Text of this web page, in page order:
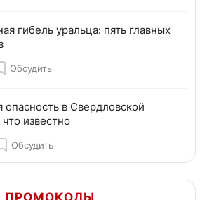
гибель уральца: пять главных
Обсудить
опасность в Свердловской
известно
Обсудить